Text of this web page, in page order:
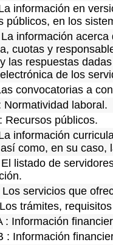
información en
públicos, en los
información
cuotas y
las respuestas
de los
convocatorias a
Normatividad laboral.
Recursos públicos.
información
como, en su caso,
listado de
servicios que
trámites,
: Información
: Información